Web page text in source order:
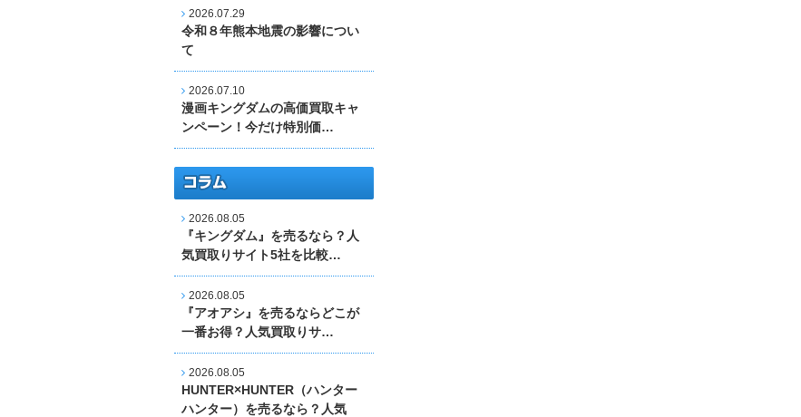
2026.07.29
令和８年熊本地震の影響につい
て
2026.07.10
漫画キングダムの高価買取キャ
ンペーン！今だけ特別価…
2026.08.05
『キングダム』を売るなら？人
気買取りサイト5社を比較…
2026.08.05
『アオアシ』を売るならどこが
一番お得？人気買取りサ…
2026.08.05
HUNTER×HUNTER（ハンター
ハンター）を売るなら？人気